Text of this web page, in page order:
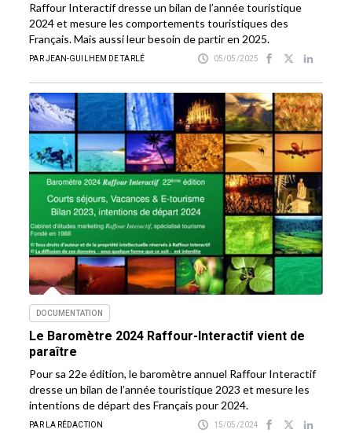
Raffour Interactif dresse un bilan de l’année touristique
2024 et mesure les comportements touristiques des
Français. Mais aussi leur besoin de partir en 2025.
PAR JEAN-GUILHEM DE TARLÉ 05/05/2025
DOCUMENTATION
Le Baromètre 2024 Raffour-Interactif vient de
paraître
Pour sa 22e édition, le baromètre annuel Raffour Interactif
dresse un bilan de l’année touristique 2023 et mesure les
intentions de départ des Français pour 2024.
PAR LA RÉDACTION 15/05/2024